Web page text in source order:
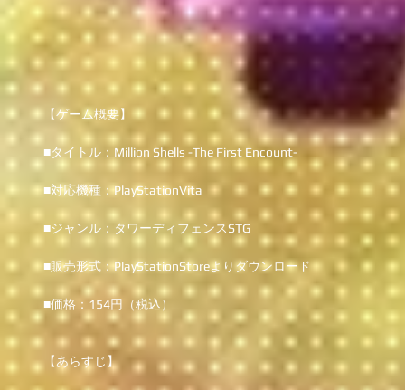
【ゲーム概要】
■タイトル：Million Shells -The First Encount-
■対応機種：PlayStationVita
■ジャンル：タワーディフェンスSTG
■販売形式：PlayStationStoreよりダウンロード
■価格：154円（税込）
【あらすじ】